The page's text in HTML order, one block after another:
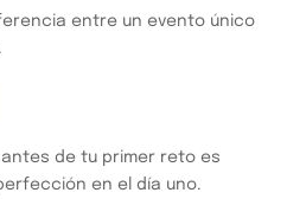
entre un evento único
de tu primer reto es
en el día uno.